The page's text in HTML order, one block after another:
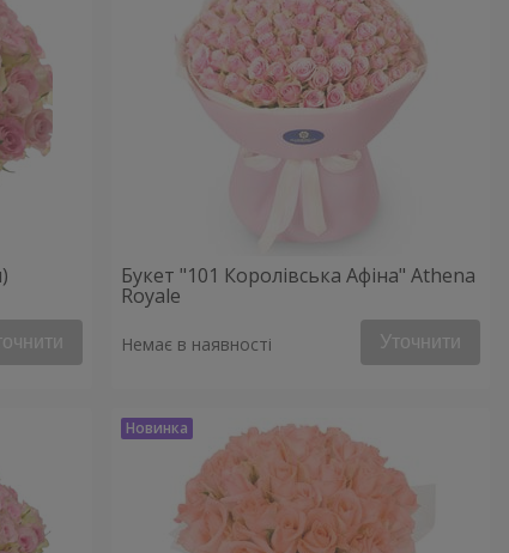
Букет "101 Королівська Афіна" Athena
Royale
Немає в наявності Уточнити